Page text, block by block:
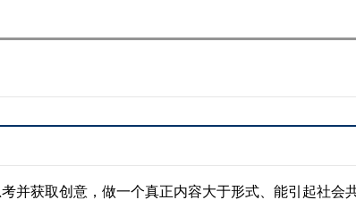
并获取创意，做一个真正内容大于形式、能引起社会